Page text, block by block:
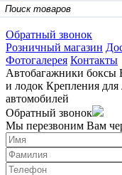
Обратный звонок
Розничный магазин
Фотогалерея Контакты
Автобагажники боксы
и лодок Крепления
автомобилей
Обратный звонок
Мы перезвоним Вам